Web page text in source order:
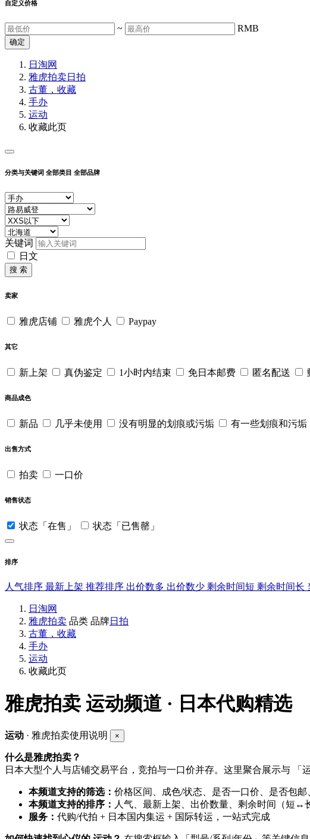
自定义价格
~ RMB
确定
日淘网
雅虎拍卖日拍
古董，收藏
手办
运动
收藏此页
分类与关键词 全部类目 全部品牌
关键词
日文
搜 索
卖家
雅虎店铺 雅虎个人 Paypay
其它
新上架 真伪鉴定 1小时内结束 免日本邮费 匿名配送
商品成色
新品 几乎未使用 没有明显的划痕或污垢 有一些划痕和污垢
出售方式
拍卖 一口价
销售状态
状态「在售」 状态「已售罄」
排序
人气排序 最新上架 推荐排序 出价数多 出价数少 剩余时间短 剩余时间长
日淘网
雅虎拍卖 品类 品牌日拍
古董，收藏
手办
运动
收藏此页
雅虎拍卖 运动频道 · 日本代购精选
运动 · 雅虎拍卖使用说明 ×
什么是雅虎拍卖？
日本大型个人与店铺交易平台，竞拍与一口价并存。这里聚合展示与 「
本频道支持的筛选： 价格区间、成色/状态、是否一口价、是否包
本频道支持的排序： 人气、最新上架、出价数量、剩余时间（短
服务： 代购/代拍 + 日本国内集运 + 国际转运，一站式完成